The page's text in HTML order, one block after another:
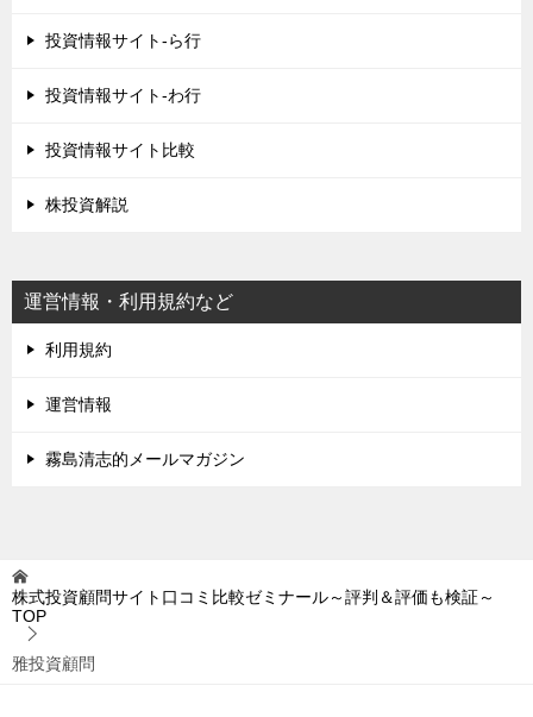
投資情報サイト-ら行
投資情報サイト-わ行
投資情報サイト比較
株投資解説
運営情報・利用規約など
利用規約
運営情報
霧島清志的メールマガジン
株式投資顧問サイト口コミ比較ゼミナール～評判＆評価も検証～
TOP
雅投資顧問